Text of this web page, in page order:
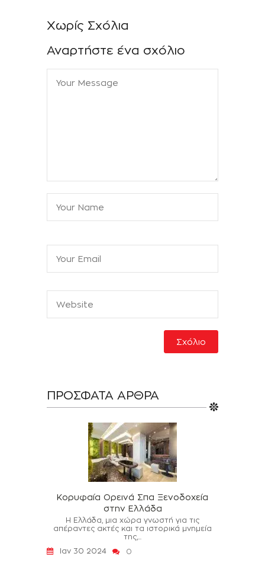
Χωρίς Σχόλια
Αναρτήστε ένα σχόλιο
ΠΡΌΣΦΑΤΑ ΆΡΘΡΑ
Κορυφαία Ορεινά Σπα Ξενοδοχεία
στην Ελλάδα
Η Ελλάδα, μια χώρα γνωστή για τις
απέραντες ακτές και τα ιστορικά μνημεία
της,...
Ιαν 30 2024
0